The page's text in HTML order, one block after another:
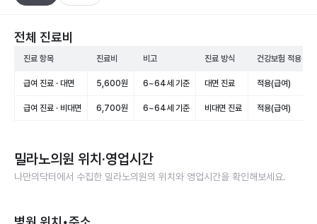
전체 진료비
진료 항목 진료비 비고 진료 방식 건강보험 적용
급여 진료 · 대면 5,600원 6~64세 기준 대면 진료 적용(급여)
급여 진료 · 비대면 6,700원 6~64세 기준 비대면 진료 적용(급여)
밀라노의원 위치·영업시간
나만의닥터에서 수집한 밀라노의원의 위치와 영업시간을 확인해보세요.